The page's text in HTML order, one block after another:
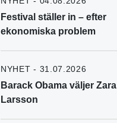
Festival ställer in – efter
ekonomiska problem
NYHET - 31.07.2026
Barack Obama väljer Zara
Larsson